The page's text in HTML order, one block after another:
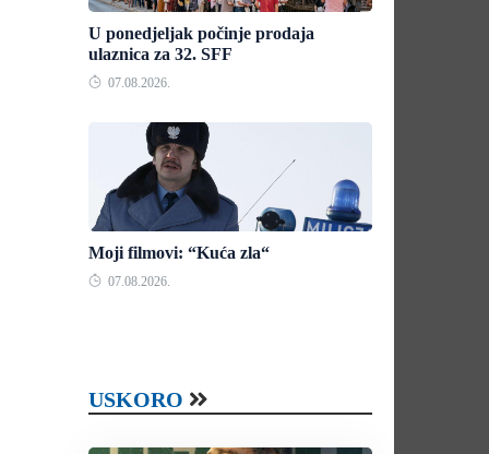
U ponedjeljak počinje prodaja
ulaznica za 32. SFF
07.08.2026.
Moji filmovi: “Kuća zla“
07.08.2026.
USKORO